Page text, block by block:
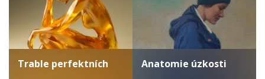
Trable perfektních Anatomie úzkosti